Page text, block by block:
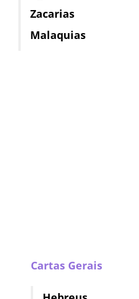
Zacarias
Malaquias
Cartas Gerais